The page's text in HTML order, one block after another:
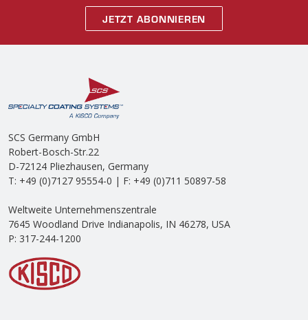
JETZT ABONNIEREN
SCS Germany GmbH
Robert-Bosch-Str.22
D-72124 Pliezhausen, Germany
T: +49 (0)7127 95554-0 | F: +49 (0)711 50897-58
Weltweite Unternehmenszentrale
7645 Woodland Drive Indianapolis, IN 46278, USA
P: 317-244-1200